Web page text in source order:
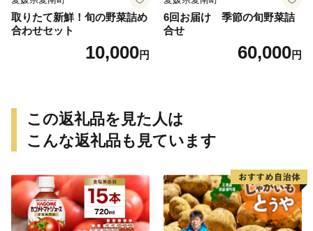
取りたて新鮮！旬の野菜詰め
合わせセット
10,000円
6回お届け 季節の旬野菜詰
合せ
60,000円
この返礼品を見た人は
こんな返礼品も見ています